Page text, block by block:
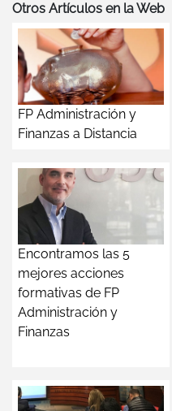
Otros Artículos en la Web
FP Administración y
Finanzas a Distancia
Encontramos las 5
mejores acciones
formativas de FP
Administración y
Finanzas